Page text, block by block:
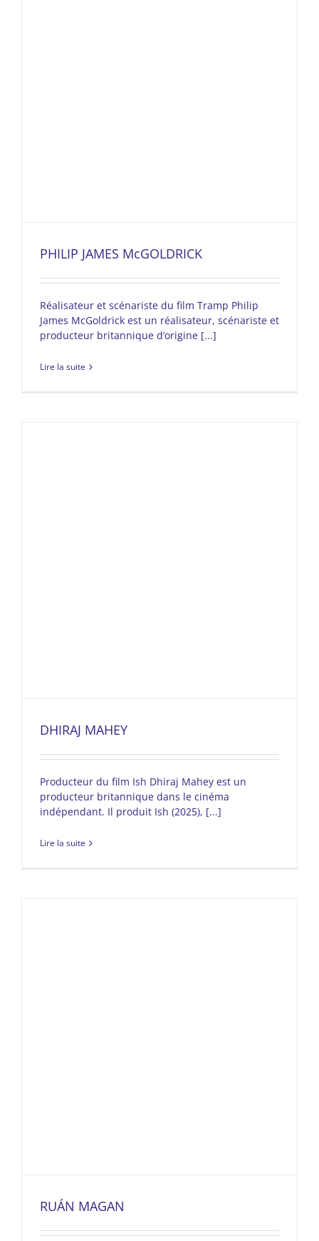
PHILIP JAMES McGOLDRICK
Réalisateur et scénariste du film Tramp Philip
James McGoldrick est un réalisateur, scénariste et
producteur britannique d’origine [...]
Lire la suite
DHIRAJ MAHEY
Producteur du film Ish Dhiraj Mahey est un
producteur britannique dans le cinéma
indépendant. Il produit Ish (2025), [...]
Lire la suite
RUÁN MAGAN